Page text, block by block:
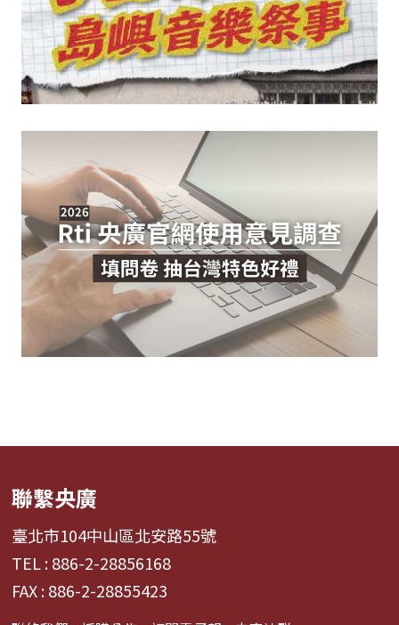
聯繫央廣
臺北市104中山區北安路55號
TEL : 886-2-28856168
FAX : 886-2-28855423